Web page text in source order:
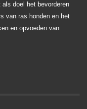
doel het bevorderen
van ras honden en het
en opvoeden van